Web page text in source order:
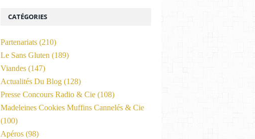
CATÉGORIES
Partenariats (210)
Le Sans Gluten (189)
Viandes (147)
Actualités Du Blog (128)
Presse Concours Radio & Cie (108)
Madeleines Cookies Muffins Cannelés & Cie
(100)
Apéros (98)